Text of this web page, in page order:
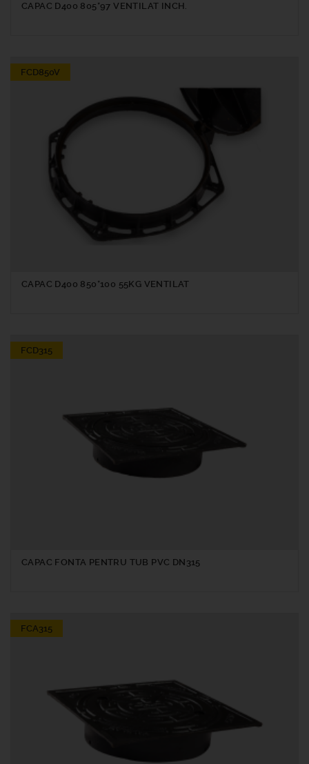
CAPAC D400 805*97 VENTILAT INCH.
FCD850V
CAPAC D400 850*100 55KG VENTILAT
FCD315
CAPAC FONTA PENTRU TUB PVC DN315
FCA315